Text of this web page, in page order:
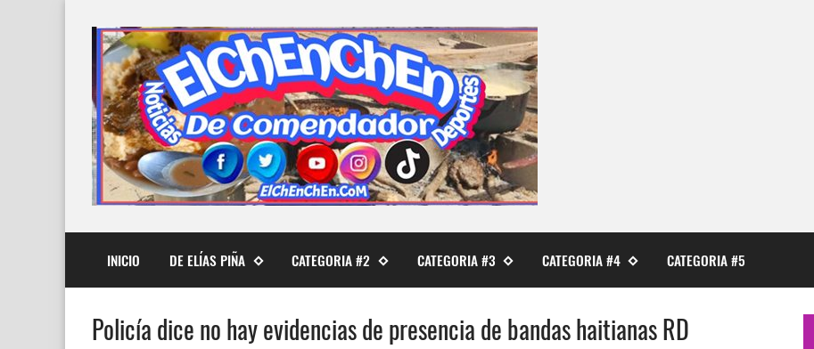
INICIO DE ELÍAS PIÑA CATEGORIA #2 CATEGORIA #3 CATEGORIA #4 CATEGORIA #5
Policía dice no hay evidencias de presencia de bandas haitianas RD